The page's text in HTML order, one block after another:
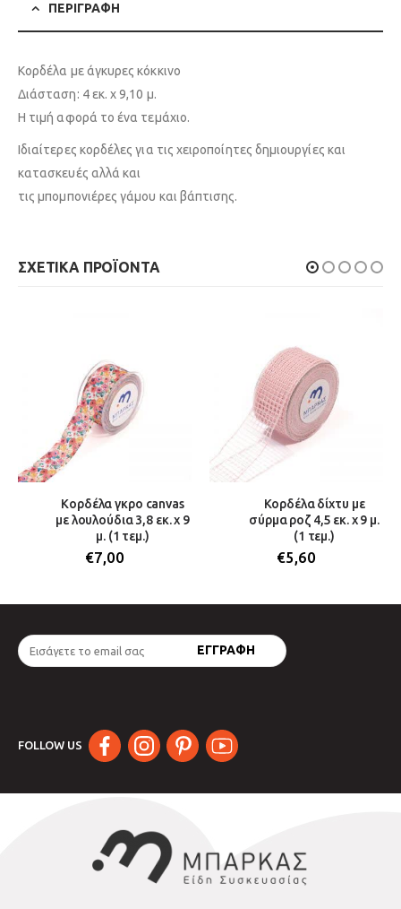
ΠΕΡΙΓΡΑΦΉ
Κορδέλα με άγκυρες κόκκινο
Διάσταση: 4 εκ. x 9,10 μ.
Η τιμή αφορά το ένα τεμάχιο.
Ιδιαίτερες κορδέλες για τις χειροποίητες δημιουργίες και
κατασκευές αλλά και
τις μπομπονιέρες γάμου και βάπτισης.
ΣΧΕΤΙΚΆ ΠΡΟΪΌΝΤΑ
Κορδέλα γκρο canvas
με λουλούδια 3,8 εκ. x 9
μ. (1 τεμ.)
€7,00
Κορδέλα δίχτυ με
σύρμα ροζ 4,5 εκ. x 9 μ.
(1 τεμ.)
€5,60
FOLLOW US